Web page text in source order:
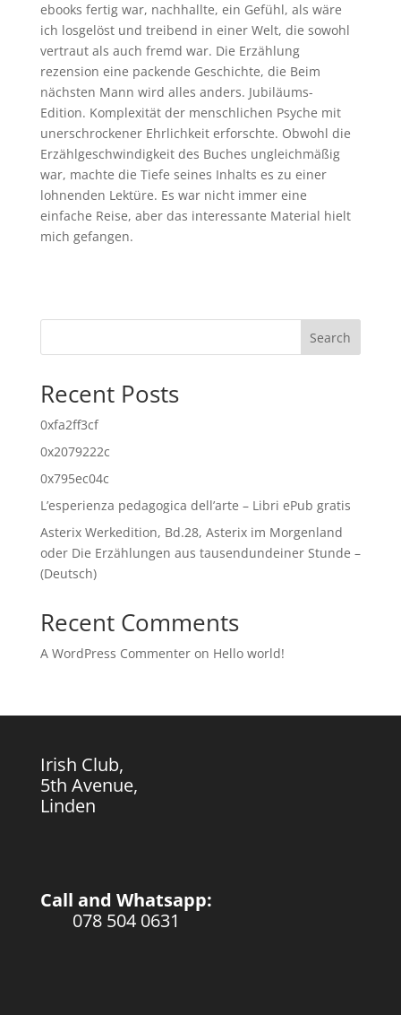
ebooks fertig war, nachhallte, ein Gefühl, als wäre
ich losgelöst und treibend in einer Welt, die sowohl
vertraut als auch fremd war. Die Erzählung
rezension eine packende Geschichte, die Beim
nächsten Mann wird alles anders. Jubiläums-
Edition. Komplexität der menschlichen Psyche mit
unerschrockener Ehrlichkeit erforschte. Obwohl die
Erzählgeschwindigkeit des Buches ungleichmäßig
war, machte die Tiefe seines Inhalts es zu einer
lohnenden Lektüre. Es war nicht immer eine
einfache Reise, aber das interessante Material hielt
mich gefangen.
Search
Recent Posts
0xfa2ff3cf
0x2079222c
0x795ec04c
L’esperienza pedagogica dell’arte – Libri ePub gratis
Asterix Werkedition, Bd.28, Asterix im Morgenland
oder Die Erzählungen aus tausendundeiner Stunde –
(Deutsch)
Recent Comments
A WordPress Commenteron Hello world!
Irish Club,
5th Avenue,
Linden
Call and Whatsapp:
078 504 0631